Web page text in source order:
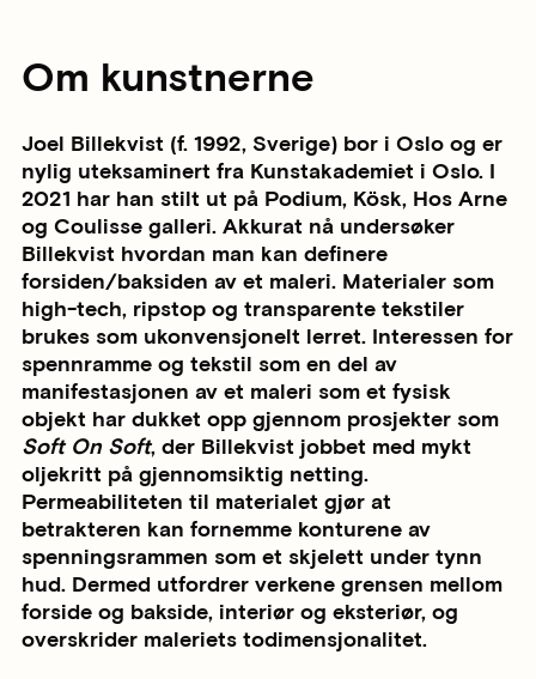
Om kunstnerne
Joel Billekvist (f. 1992, Sverige) bor i Oslo og er
nylig uteksaminert fra Kunstakademiet i Oslo. I
2021 har han stilt ut på Podium, Kösk, Hos Arne
og Coulisse galleri. Akkurat nå undersøker
Billekvist hvordan man kan definere
forsiden/baksiden av et maleri. Materialer som
high-tech, ripstop og transparente tekstiler
brukes som ukonvensjonelt lerret. Interessen for
spennramme og tekstil som en del av
manifestasjonen av et maleri som et fysisk
objekt har dukket opp gjennom prosjekter som
Soft On Soft, der Billekvist jobbet med mykt
oljekritt på gjennomsiktig netting.
Permeabiliteten til materialet gjør at
betrakteren kan fornemme konturene av
spenningsrammen som et skjelett under tynn
hud. Dermed utfordrer verkene grensen mellom
forside og bakside, interiør og eksteriør, og
overskrider maleriets todimensjonalitet.